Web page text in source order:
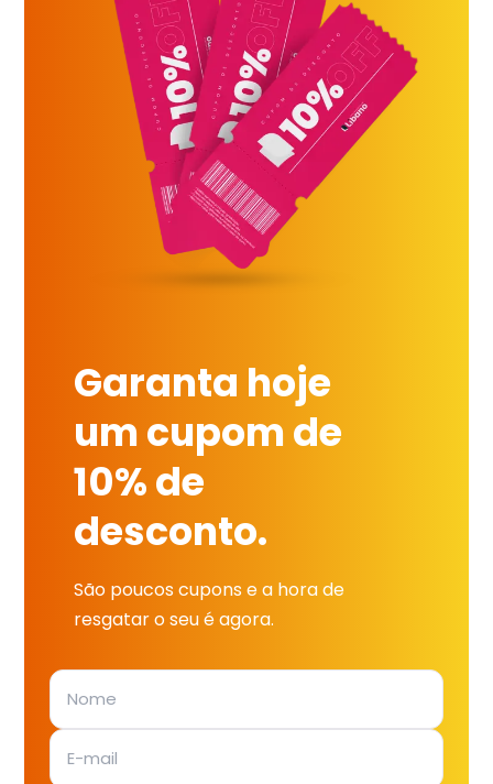
Garanta hoje
um cupom de
10% de
desconto.
São poucos cupons e a hora de
resgatar o seu é agora.